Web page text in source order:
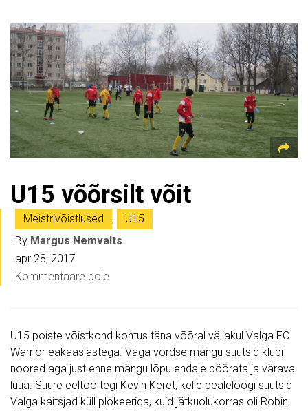
U15 võõrsilt võit
Meistrivõistlused ,
U15
By Margus Nemvalts
apr 28, 2017
Kommentaare pole
U15 poiste võistkond kohtus täna võõral väljakul Valga FC
Warrior eakaaslastega. Väga võrdse mängu suutsid klubi
noored aga just enne mängu lõpu endale pöörata ja värava
lüüa. Suure eeltöö tegi Kevin Keret, kelle pealelöögi suutsid
Valga kaitsjad küll plokeerida, kuid jätkuolukorras oli Robin